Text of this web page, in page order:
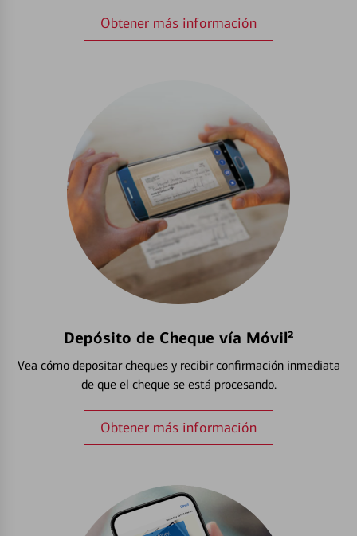
Obtener más información
Depósito de Cheque vía Móvil²
Vea cómo depositar cheques y recibir confirmación inmediata
de que el cheque se está procesando.
Obtener más información